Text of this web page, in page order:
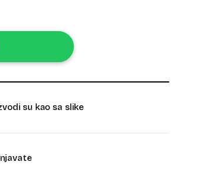
su kao sa slike